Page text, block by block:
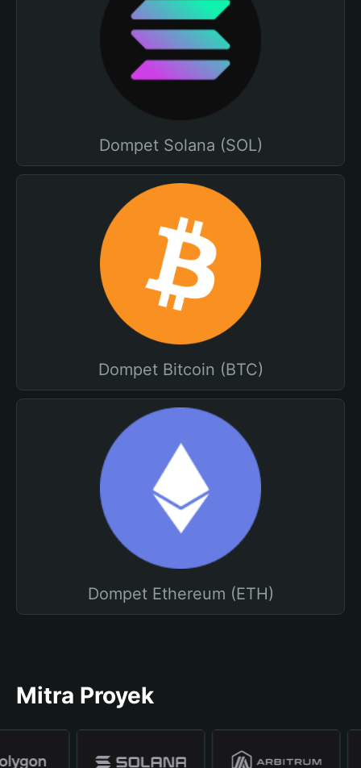
Dompet Solana (SOL)
Dompet Bitcoin (BTC)
Dompet Ethereum (ETH)
Mitra Proyek